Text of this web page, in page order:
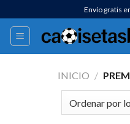
al
contenido
Envío gratis
INICIO /